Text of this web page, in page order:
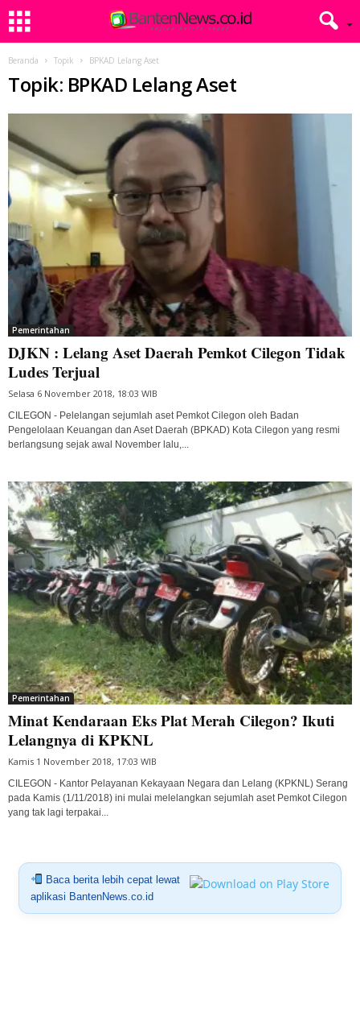
Beranda Topik BPKAD Lelang Aset
Topik: BPKAD Lelang Aset
Pemerintahan
DJKN : Lelang Aset Daerah Pemkot Cilegon Tidak
Ludes Terjual
Selasa 6 November 2018, 18:03 WIB
CILEGON - Pelelangan sejumlah aset Pemkot Cilegon oleh Badan
Pengelolaan Keuangan dan Aset Daerah (BPKAD) Kota Cilegon yang resmi
berlangsung sejak awal November lalu,...
Pemerintahan
Minat Kendaraan Eks Plat Merah Cilegon? Ikuti
Lelangnya di KPKNL
Kamis 1 November 2018, 17:03 WIB
CILEGON - Kantor Pelayanan Kekayaan Negara dan Lelang (KPKNL) Serang
pada Kamis (1/11/2018) ini mulai melelangkan sejumlah aset Pemkot Cilegon
yang tak lagi terpakai...
Baca berita lebih cepat lewat
aplikasi BantenNews.co.id